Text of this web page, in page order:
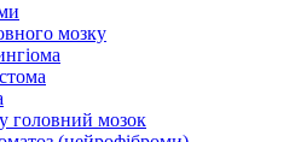
мозку
головний мозок